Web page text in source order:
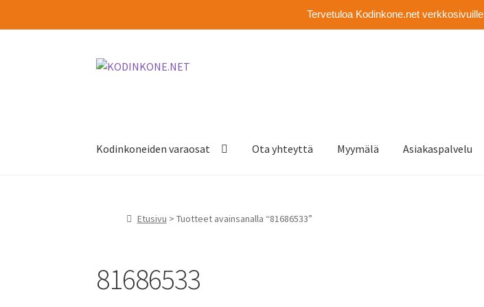
Tervetuloa Kodinkone.net verkkosivuille
Siirry
Siirry
Kodinkoneiden varaosat Ota yhteyttä Myymälä Asiakaspalvelu
Etusivu > Tuotteet avainsanalla “81686533”
81686533